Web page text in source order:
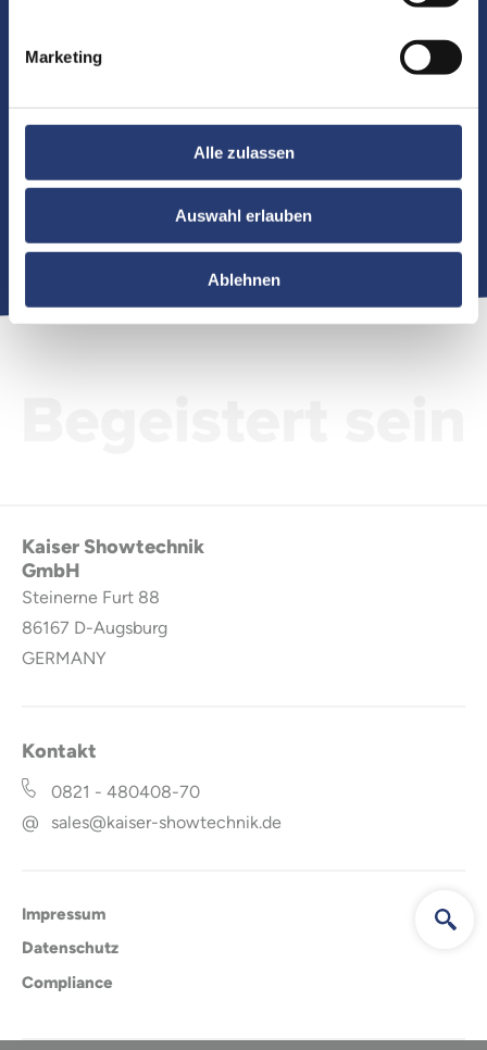
Marketing
Alle zulassen
Auswahl erlauben
Ablehnen
AX3
Zu den Details
Kaiser Showtechnik
GmbH
Steinerne Furt 88
86167 D-Augsburg
GERMANY
Kontakt
0821 - 480408-70
@
sales@kaiser-showtechnik.de
Impressum
Datenschutz
Compliance